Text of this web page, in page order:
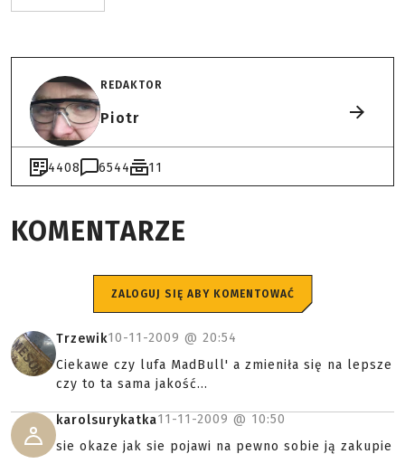
REDAKTOR
Piotr
4408 6544 11
KOMENTARZE
ZALOGUJ SIĘ ABY KOMENTOWAĆ
Trzewik10-11-2009 @ 20:54
Ciekawe czy lufa MadBull' a zmieniła się na lepsze
czy to ta sama jakość...
karolsurykatka11-11-2009 @ 10:50
sie okaze jak sie pojawi na pewno sobie ją zakupie